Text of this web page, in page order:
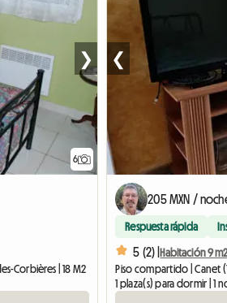
6
❯
Corbières | 18 M2
❮
205 MXN /
Respuesta rápida
5 (2) |Habitación 9
Piso compartido | Canet
1 plaza(s) para dormir | 1